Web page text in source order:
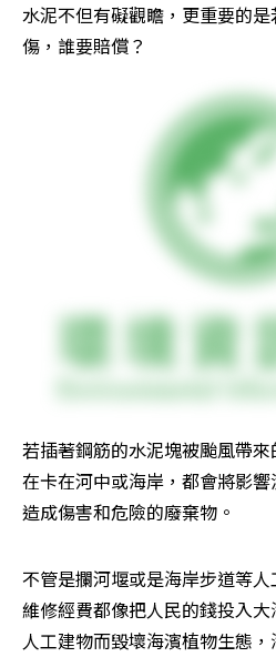
水泥不但有礙觀瞻，更重要的
傷，誰要賠償？
若插著鋼筋的水泥塊被颱風帶
在卡在河中或海岸，都會將影
造成傷害和危險的廢棄物。
不管是攔河堰或是海岸步道等
維修經費都像把人民的錢投入
人工建物而毀壞海濱植物生態